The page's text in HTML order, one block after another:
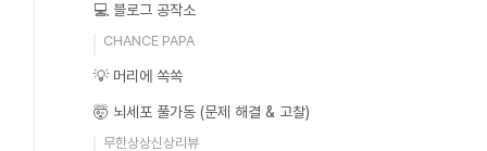
💻 블로그 공작소
CHANCE PAPA
💡 머리에 쏙쏙
🤯 뇌세포 풀가동 (문제 해결 & 고찰)
무한상상신상리뷰